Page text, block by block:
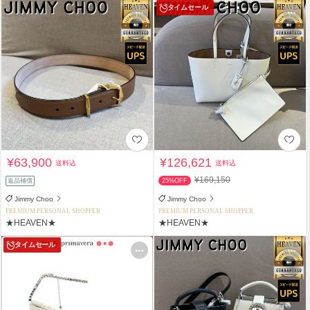
¥63,900送料込
返品補償
Jimmy Choo
PREMIUM PERSONAL SHOPPER
★HEAVEN★
タイムセール
¥126,621送料込
25%OFF ¥169,150
Jimmy Choo
PREMIUM PERSONAL SHOPPER
★HEAVEN★
タイムセール